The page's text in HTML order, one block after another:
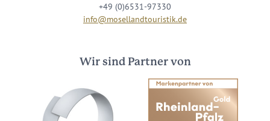
+49 (0)6531-97330
info@mosellandtouristik.de
Wir sind Partner von